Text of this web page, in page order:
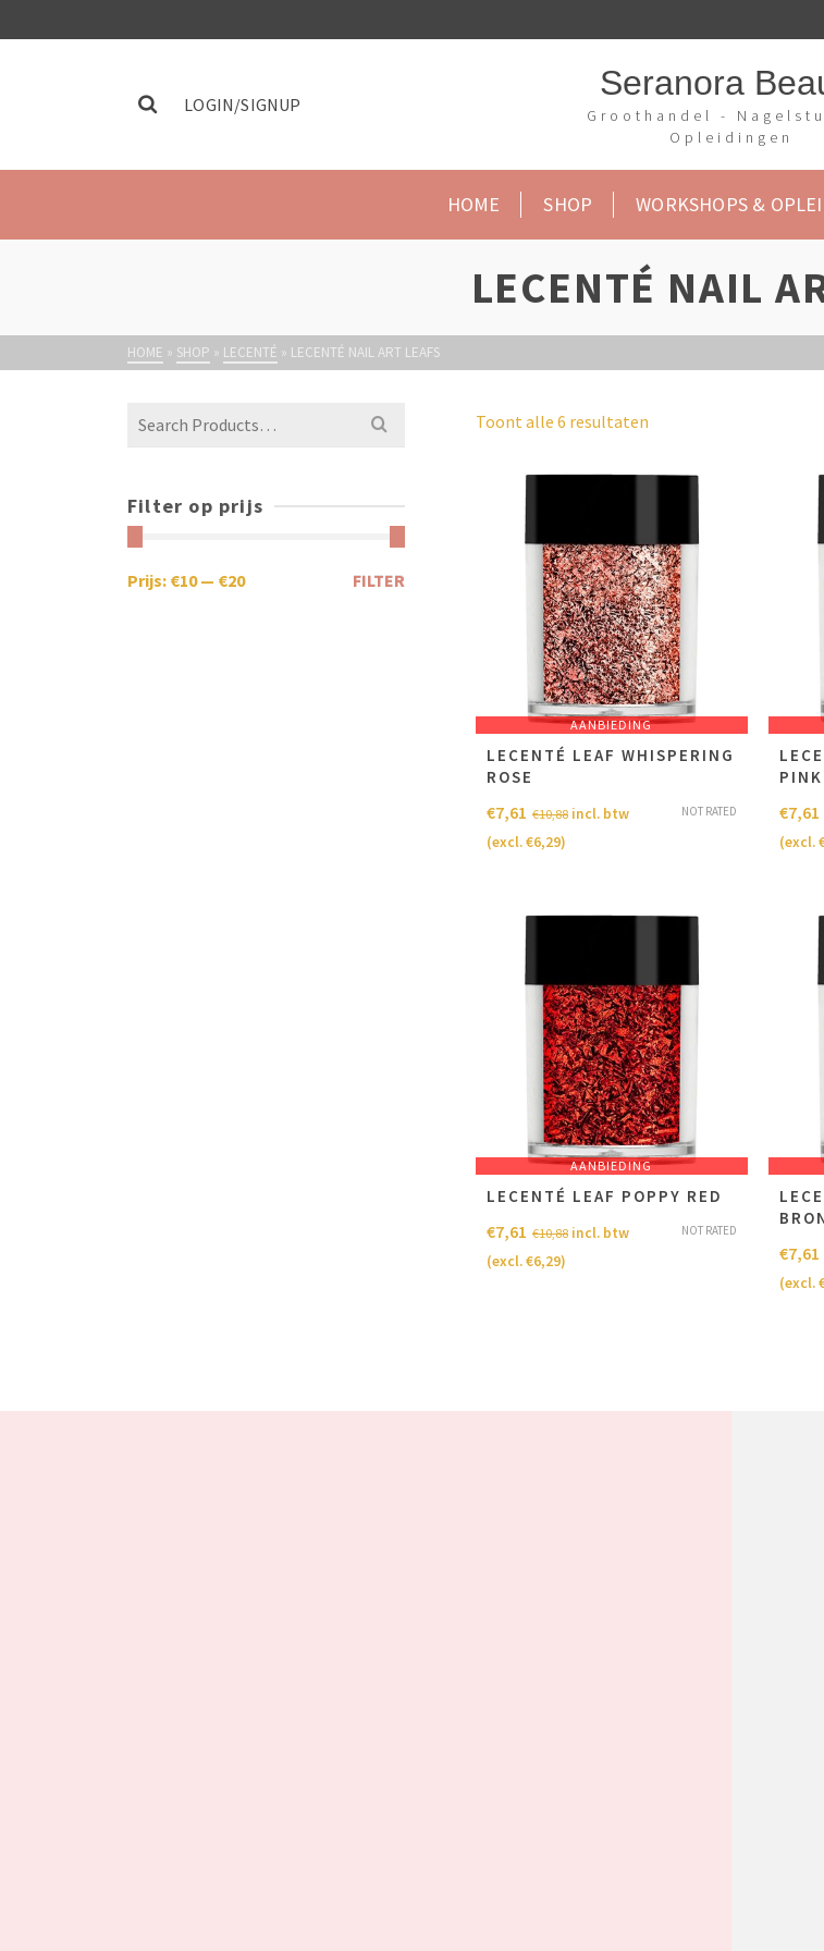
LOGIN/SIGNUP
Seranora
Groothandel -
Opleidingen
HOME SHOP WORKSHOPS &
LECENTÉ NAIL
HOME » SHOP » LECENTÉ » LECENTÉ NAIL ART LEAFS
Toont alle 6 resultaten
AANBIEDING
LECENTÉ LEAF WHISPERING
ROSE
NOT RATED
€10,88
€7,61
incl. btw
(excl.€6,29)
PINK
€7,61
(excl.
AANBIEDING
LECENTÉ LEAF POPPY RED
NOT RATED
€10,88
€7,61
incl. btw
(excl.€6,29) €7,61
(excl.
Filter op prijs
FILTER
Prijs: €10— €20